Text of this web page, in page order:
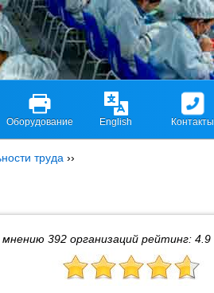
Оборудование English Контакты
труда ››
мнению 392 организаций рейтинг: 4.9